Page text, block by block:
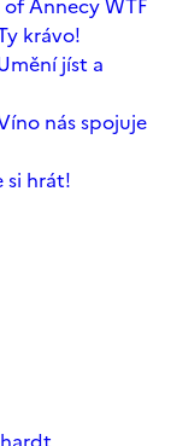
krávo!
jíst a
nás spojuje
si hrát!